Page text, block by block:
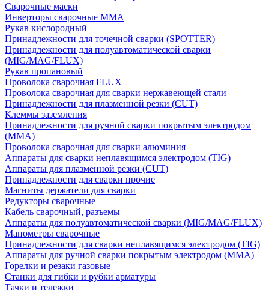
Сварочные маски
Инверторы сварочные ММА
Рукав кислородный
Принадлежности для точечной сварки (SPOTTER)
Принадлежности для полуавтоматической сварки
(MIG/MAG/FLUX)
Рукав пропановый
Проволока сварочная FLUX
Проволока сварочная для сварки нержавеющей стали
Принадлежности для плазменной резки (CUT)
Клеммы заземления
Принадлежности для ручной сварки покрытым электродом
(MMA)
Проволока сварочная для сварки алюминия
Аппараты для сварки неплавящимся электродом (TIG)
Аппараты для плазменной резки (CUT)
Принадлежности для сварки прочие
Магниты держатели для сварки
Редукторы сварочные
Кабель сварочный, разъемы
Аппараты для полуавтоматической сварки (MIG/MAG/FLUX)
Манометры сварочные
Принадлежности для сварки неплавящимся электродом (TIG)
Аппараты для ручной сварки покрытым электродом (MMA)
Горелки и резаки газовые
Станки для гибки и рубки арматуры
Тачки и тележки